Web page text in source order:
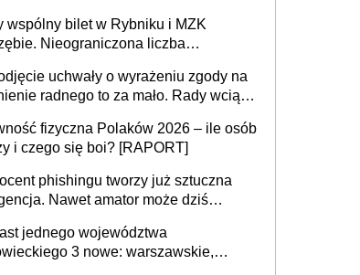
wspólny bilet w Rybniku i MZK
Nieograniczona liczba
uchwały o wyrażeniu zgody na
radnego to za mało. Rady wciąż
sprawy
fizyczna Polaków 2026 – ile osób
i czego się boi? [RAPORT]
phishingu tworzy już sztuczna
Nawet amator może dziś
jednego województwa
3 nowe: warszawskie,